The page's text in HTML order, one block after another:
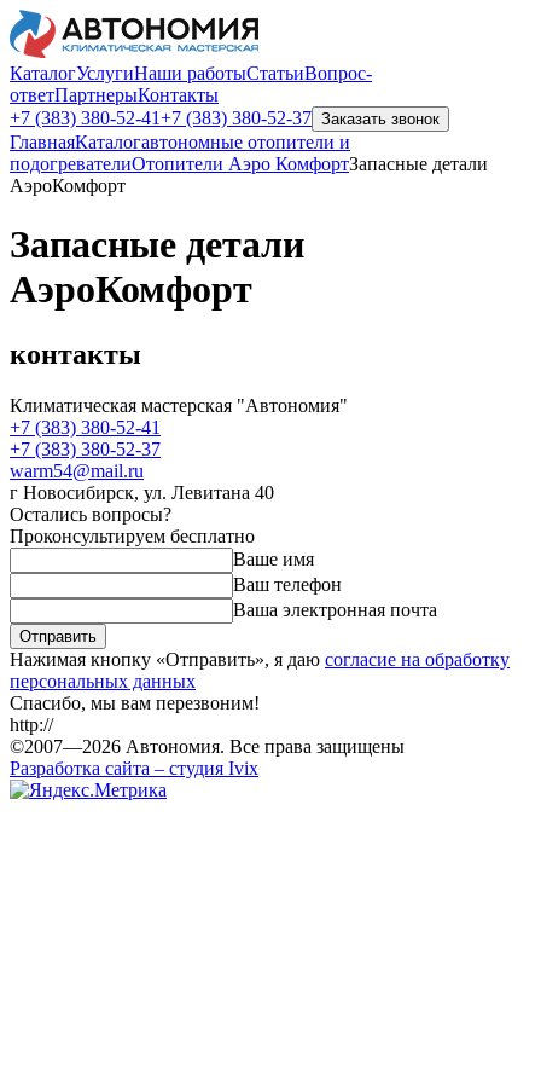
КаталогУслугиНаши работыСтатьиВопрос-
ответПартнерыКонтакты
+7 (383) 380-52-41+7 (383) 380-52-37 Заказать звонок
ГлавнаяКаталогавтономные отопители и
подогревателиОтопители Аэро КомфортЗапасные детали
АэроКомфорт
Запасные детали
АэроКомфорт
контакты
Климатическая мастерская "Автономия"
+7 (383) 380-52-41
+7 (383) 380-52-37
warm54@mail.ru
г Новосибирск, ул. Левитана 40
Остались вопросы?
Проконсультируем бесплатно
Ваше имя
Ваш телефон
Ваша электронная почта
Отправить
Нажимая кнопку «Отправить», я даю согласие на обработку
персональных данных
Спасибо, мы вам перезвоним!
http://
©2007—2026 Автономия. Все права защищены
Разработка сайта – студия Ivix